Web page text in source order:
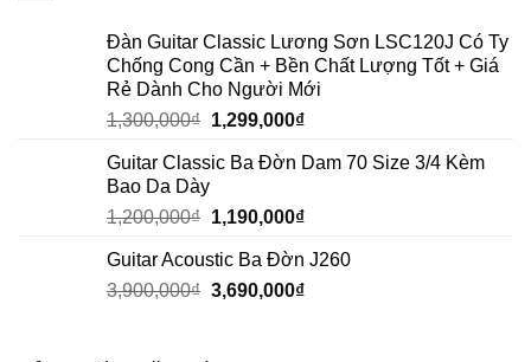
Đàn Guitar Classic Lương Sơn LSC120J Có Ty
Chống Cong Cần + Bền Chất Lượng Tốt + Giá
Rẻ Dành Cho Người Mới
1,300,000₫ 1,299,000₫
Guitar Classic Ba Đờn Dam 70 Size 3/4 Kèm
Bao Da Dày
1,200,000₫ 1,190,000₫
Guitar Acoustic Ba Đờn J260
3,900,000₫ 3,690,000₫